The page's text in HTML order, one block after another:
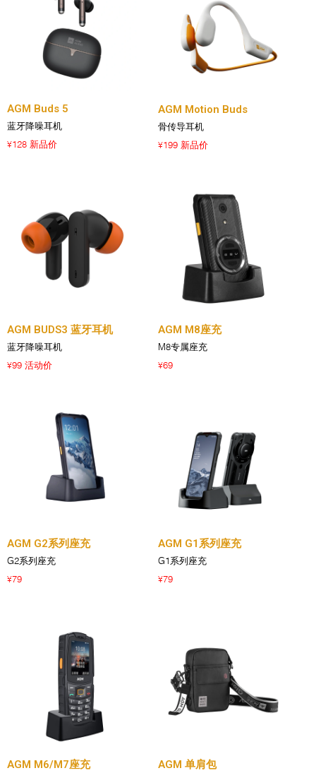
AGM Buds 5
蓝牙降噪耳机
¥128 新品价
AGM Motion Buds
骨传导耳机
¥199 新品价
AGM BUDS3 蓝牙耳机
蓝牙降噪耳机
¥99 活动价
AGM M8座充
M8专属座充
¥69
AGM G2系列座充
G2系列座充
¥79
AGM G1系列座充
G1系列座充
¥79
AGM M6/M7座充 AGM 单肩包